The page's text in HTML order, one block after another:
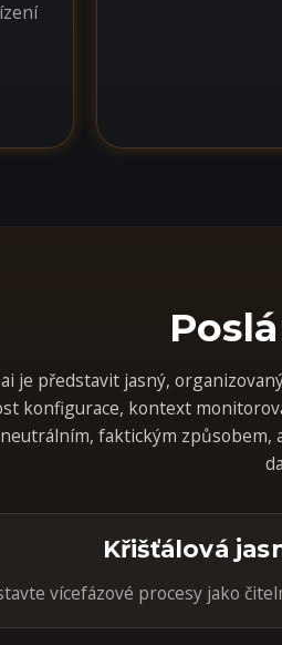
je představit jasný,
konfigurace, kontext
faktickým způsobem,
Křišťálová
vícefázové procesy jako